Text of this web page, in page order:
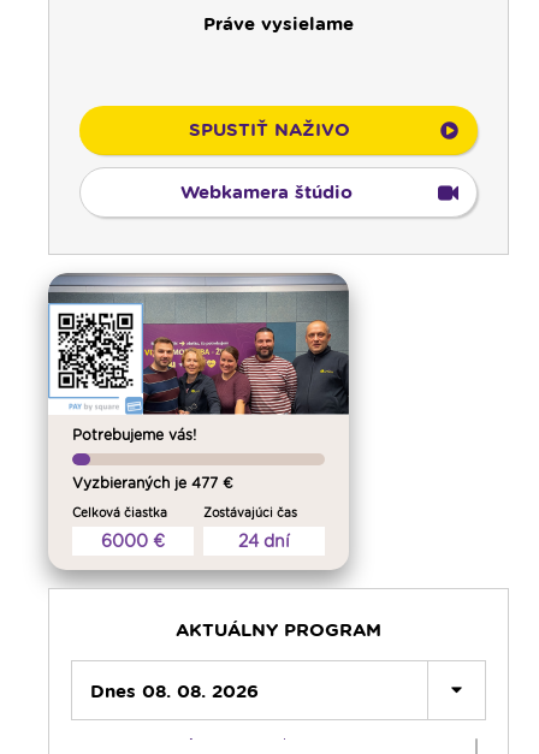
Práve vysielame
SPUSTIŤ NAŽIVO
Webkamera štúdio
Potrebujeme vás!
Vyzbieraných je 477 €
Celková čiastka
6000 €
Zostávajúci čas
24 dní
AKTUÁLNY PROGRAM
Dnes 08. 08. 2026
Predel do nového dňa
00:01
Fujarôčka moja - repríza
01:30
Výber z pápežských encyklík - repríza